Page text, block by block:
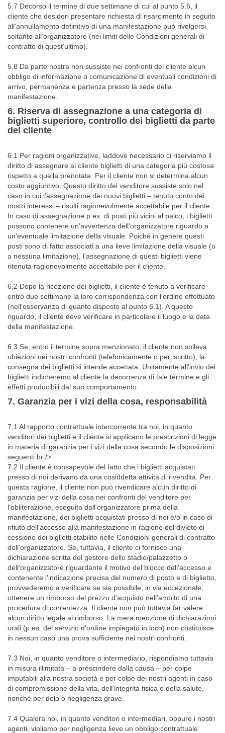
5.7 Decorso il termine di due settimane di cui al punto 5.6, il
cliente che desideri presentare richiesta di risarcimento in seguito
all'annullamento definitivo di una manifestazione può rivolgersi
soltanto all'organizzatore (nei limiti delle Condizioni generali di
contratto di quest'ultimo).
5.8 Da parte nostra non sussiste nei confronti del cliente alcun
obbligo di informazione o comunicazione di eventuali condizioni di
arrivo, permanenza e partenza presso la sede della
manifestazione.
6. Riserva di assegnazione a una categoria di
biglietti superiore, controllo dei biglietti da parte
del cliente
6.1 Per ragioni organizzative, laddove necessario ci riserviamo il
diritto di assegnare al cliente biglietti di una categoria più costosa
rispetto a quella prenotata. Per il cliente non si determina alcun
costo aggiuntivo. Questo diritto del venditore sussiste solo nel
caso in cui l'assegnazione dei nuovi biglietti – tenuto conto dei
nostri interessi – risulti ragionevolmente accettabile per il cliente.
In caso di assegnazione p.es. di posti più vicini al palco, i biglietti
possono contenere un'avvertenza dell'organizzatore riguardo a
un'eventuale limitazione della visuale. Poiché in genere questi
posti sono di fatto associati a una lieve limitazione della visuale (o
a nessuna limitazione), l'assegnazione di questi biglietti viene
ritenuta ragionevolmente accettabile per il cliente.
6.2 Dopo la ricezione dei biglietti, il cliente è tenuto a verificare
entro due settimane la loro corrispondenza con l'ordine effettuato
(nell'osservanza di quanto disposto al punto 6.1). A questo
riguardo, il cliente deve verificare in particolare il luogo e la data
della manifestazione.
6.3 Se, entro il termine sopra menzionato, il cliente non solleva
obiezioni nei nostri confronti (telefonicamente o per iscritto), la
consegna dei biglietti si intende accettata. Unitamente all'invio dei
biglietti indicheremo al cliente la decorrenza di tale termine e gli
effetti producibili dal suo comportamento.
7. Garanzia per i vizi della cosa, responsabilità
7.1 Al rapporto contrattuale intercorrente tra noi, in quanto
venditori dei biglietti e il cliente si applicano le prescrizioni di legge
in materia di garanzia per i vizi della cosa secondo le disposizioni
seguenti:br />
7.2 Il cliente è consapevole del fatto che i biglietti acquistati
presso di noi derivano da una cosiddetta attività di rivendita. Per
questa ragione, il cliente non può rivendicare alcun diritto di
garanzia per vizi della cosa nei confronti del venditore per
l'obliterazione, eseguita dall'organizzatore prima della
manifestazione, dei biglietti acquistati presso di noi e/o in caso di
rifiuto dell'accesso alla manifestazione in ragione del divieto di
cessione dei biglietti stabilito nelle Condizioni generali di contratto
dell'organizzatore. Se, tuttavia, il cliente ci fornisce una
dichiarazione scritta del gestore dello stadio/palazzetto o
dell'organizzatore riguardante il motivo del blocco dell'accesso e
contenente l'indicazione precisa del numero di posto e di biglietto,
provvederemo a verificare se sia possibile, in via eccezionale,
ottenere un rimborso del prezzo d'acquisto nell'ambito di una
procedura di correntezza. Il cliente non può tuttavia far valere
alcun diritto legale al rimborso. La mera menzione di dichiarazioni
orali (p.es. del servizio d'ordine impiegato in loco) non costituisce
in nessun caso una prova sufficiente nei nostri confronti.
7.3 Noi, in quanto venditore o intermediario, rispondiamo tuttavia
in misura illimitata – a prescindere dalla causa – per colpe
imputabili alla nostra società e per colpe dei nostri agenti in caso
di compromissione della vita, dell'integrità fisica o della salute,
nonché per dolo o negligenza grave.
7.4 Qualora noi, in quanto venditori o intermediari, oppure i nostri
agenti, violiamo per negligenza lieve un obbligo contrattuale